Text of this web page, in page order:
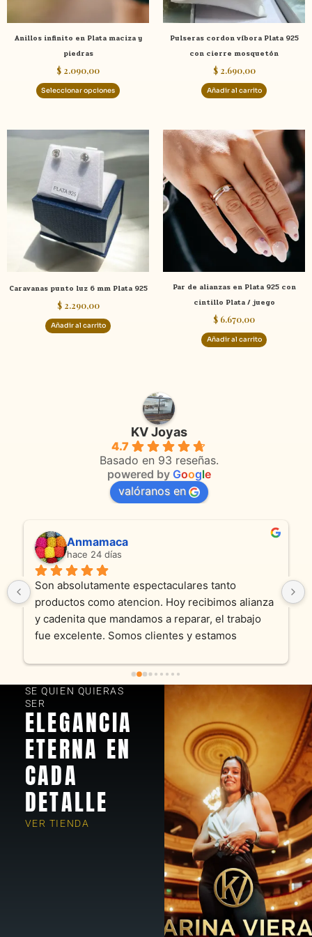
Anillos infinito en Plata maciza y
piedras
$ 2.090,00
Seleccionar opciones
pueden
elegir
en
de
Pulseras cordon víbora Plata 925
con cierre mosquetón
$2.690,00
Añadir al carrito
Caravanas punto luz 6 mm Plata 925
$2.290,00
Añadir al carrito
Par de alianzas en Plata 925 con
cintillo Plata / juego
$ 6.670,00
Añadir al carrito
KV Joyas
4.7
Basado en 93 reseñas.
powered by Google
valóranos en
Anmamaca
hace 24 días
Son absolutamente espectaculares tanto
productos como atencion. Hoy recibimos alianza
y cadenita que mandamos a reparar, el trabajo
fue excelente. Somos clientes y estamos
SE QUIEN QUIERAS
SER
ELEGANCIA
ETERNA EN
CADA
DETALLE
VER TIENDA